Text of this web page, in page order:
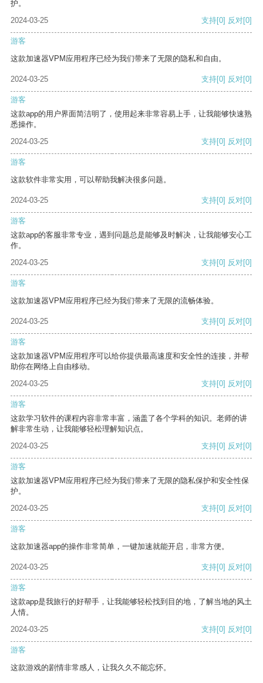
护。
2024-03-25
支持[0] 反对[0]
游客
这款加速器VPM应用程序已经为我们带来了无限的隐私和自由。
2024-03-25 支持[0] 反对[0]
游客
这款app的用户界面简洁明了，使用起来非常容易上手，让我能够快速熟
悉操作。
2024-03-25
支持[0] 反对[0]
游客
这款软件非常实用，可以帮助我解决很多问题。
2024-03-25 支持[0] 反对[0]
游客
这款app的客服非常专业，遇到问题总是能够及时解决，让我能够安心工
作。
2024-03-25
支持[0] 反对[0]
游客
这款加速器VPM应用程序已经为我们带来了无限的流畅体验。
2024-03-25 支持[0] 反对[0]
游客
这款加速器VPM应用程序可以给你提供最高速度和安全性的连接，并帮
助你在网络上自由移动。
2024-03-25
支持[0] 反对[0]
游客
这款学习软件的课程内容非常丰富，涵盖了各个学科的知识。老师的讲
解非常生动，让我能够轻松理解知识点。
2024-03-25
支持[0] 反对[0]
游客
这款加速器VPM应用程序已经为我们带来了无限的隐私保护和安全性保
护。
2024-03-25
支持[0] 反对[0]
游客
这款加速器app的操作非常简单，一键加速就能开启，非常方便。
2024-03-25 支持[0] 反对[0]
游客
这款app是我旅行的好帮手，让我能够轻松找到目的地，了解当地的风土
人情。
2024-03-25
支持[0] 反对[0]
游客
这款游戏的剧情非常感人，让我久久不能忘怀。